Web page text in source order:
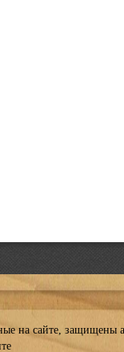
на сайте, защищены